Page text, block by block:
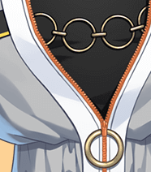
Official
Official